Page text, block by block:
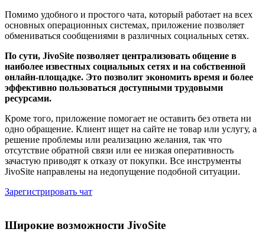
Помимо удобного и простого чата, который работает на всех
основных операционных системах, приложение позволяет
обмениваться сообщениями в различных социальных сетях.
По сути, JivoSite позволяет централизовать общение в
наиболее известных социальных сетях и на собственной
онлайн-площадке. Это позволит экономить время и более
эффективно пользоваться доступными трудовыми
ресурсами.
Кроме того, приложение помогает не оставить без ответа ни
одно обращение. Клиент ищет на сайте не товар или услугу, а
решение проблемы или реализацию желания, так что
отсутствие обратной связи или ее низкая оперативность
зачастую приводят к отказу от покупки. Все инструменты
JivoSite направлены на недопущение подобной ситуации.
Зарегистрировать чат
Широкие возможности JivoSite